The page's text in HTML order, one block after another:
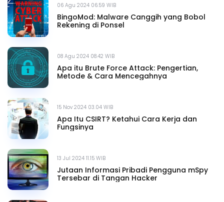
06 Agu 2024 06.59 WIB
BingoMod: Malware Canggih yang Bobol
Rekening di Ponsel
08 Agu 2024 08.42 WIB
Apa itu Brute Force Attack: Pengertian,
Metode & Cara Mencegahnya
15 Nov 2024 03.04 WIB
Apa Itu CSIRT? Ketahui Cara Kerja dan
Fungsinya
13 Jul 2024 11.15 WIB
Jutaan Informasi Pribadi Pengguna mSpy
Tersebar di Tangan Hacker